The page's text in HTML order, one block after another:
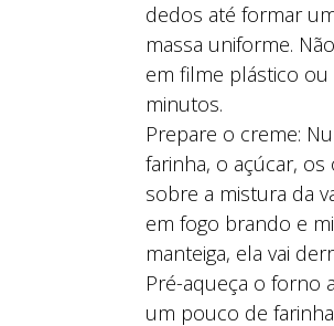
dedos até formar
massa uniforme.
em filme plástico
minutos.
Prepare o creme:
farinha, o açúcar,
sobre a mistura da
em fogo brando e
manteiga, ela vai
Pré-aqueça o forno
um pouco de